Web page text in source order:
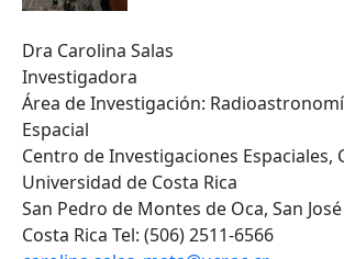
Dra Carolina Salas
Investigadora
Área de Investigación:
Espacial
Centro de Investigaciones Espaciales,
Universidad de Costa Rica
San Pedro de Montes de Oca, San
Costa Rica Tel: (506) 2511-6566